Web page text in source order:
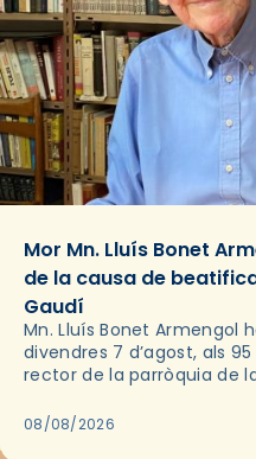
Mor Mn. Lluís Bonet
de la causa de
Gaudí
Mn. Lluís Bonet Armengol
divendres 7 d’agost, als
rector de la parròquia de
2018,…
08/08/2026